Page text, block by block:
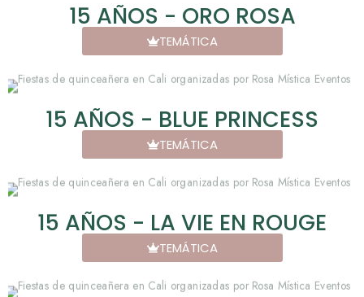
15 AÑOS - ORO ROSA
TEMÁTICA
15 AÑOS - BLUE PRINCESS
TEMÁTICA
15 AÑOS - LA VIE EN ROUGE
TEMÁTICA